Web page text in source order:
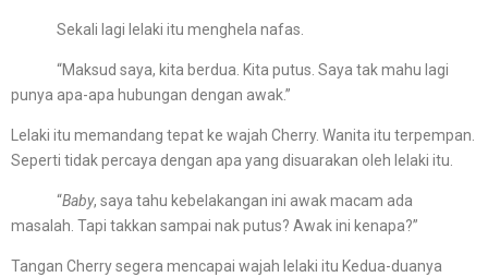
Sekali lagi lelaki itu menghela nafas.
“Maksud saya, kita berdua. Kita putus. Saya tak mahu lagi
punya apa-apa hubungan dengan awak.”
Lelaki itu memandang tepat ke wajah Cherry. Wanita itu terpempan.
Seperti tidak percaya dengan apa yang disuarakan oleh lelaki itu.
“Baby, saya tahu kebelakangan ini awak macam ada
masalah. Tapi takkan sampai nak putus? Awak ini kenapa?”
Tangan Cherry segera mencapai wajah lelaki itu Kedua-duanya